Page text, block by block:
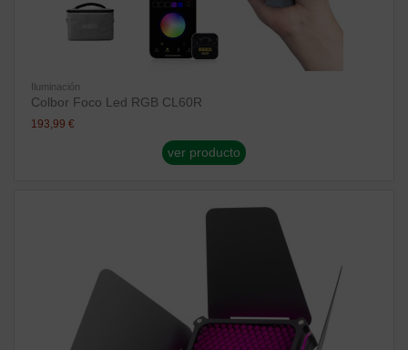
Iluminación
Colbor Foco Led RGB CL60R
193,99 €
ver producto